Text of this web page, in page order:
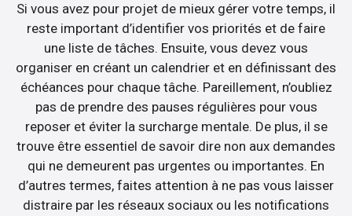
Si vous avez pour projet de mieux gérer votre temps, il
reste important d’identifier vos priorités et de faire
une liste de tâches. Ensuite, vous devez vous
organiser en créant un calendrier et en définissant des
échéances pour chaque tâche. Pareillement, n’oubliez
pas de prendre des pauses régulières pour vous
reposer et éviter la surcharge mentale. De plus, il se
trouve être essentiel de savoir dire non aux demandes
qui ne demeurent pas urgentes ou importantes. En
d’autres termes, faites attention à ne pas vous laisser
distraire par les réseaux sociaux ou les notifications